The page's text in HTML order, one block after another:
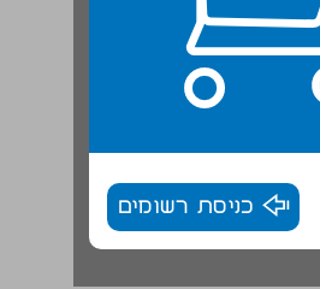
כניסת רשומים